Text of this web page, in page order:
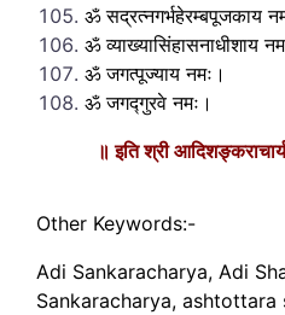
ॐ सद्रत्नगर्भहेरम्बपूजकाय
ॐ व्याख्यासिंहासनाधीशाय
ॐ जगत्पूज्याय नमः।
ॐ जगद्गुरवे नमः।
॥ इति श्री
Other Keywords:-
Adi Sankaracharya, Adi
Sankaracharya, ashtottara